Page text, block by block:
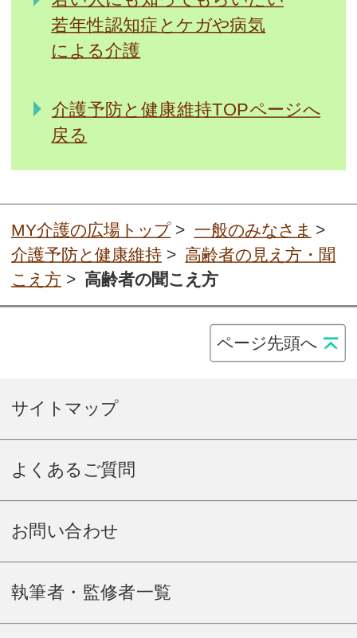
若年性認知症とケガや病気
による介護
介護予防と健康維持TOPページへ
戻る
MY介護の広場トップ> 一般のみなさま >
介護予防と健康維持 > 高齢者の見え方・聞
こえ方 >高齢者の聞こえ方
ページ先頭へ
サイトマップ
よくあるご質問
お問い合わせ
執筆者・監修者一覧